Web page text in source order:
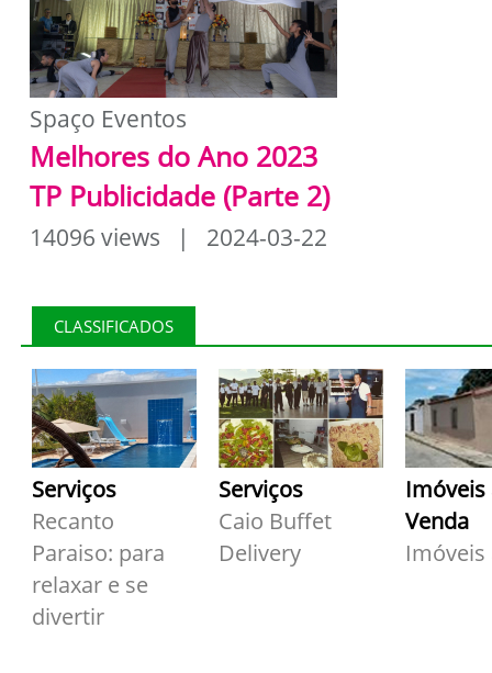
Spaço Eventos
Melhores do Ano 2023
TP Publicidade (Parte 2)
14096 views | 2024-03-22
CLASSIFICADOS
Serviços
Recanto
Paraiso: para
relaxar e se
divertir
Serviços
Caio Buffet
Delivery
Imóveis
Venda
Imóveis